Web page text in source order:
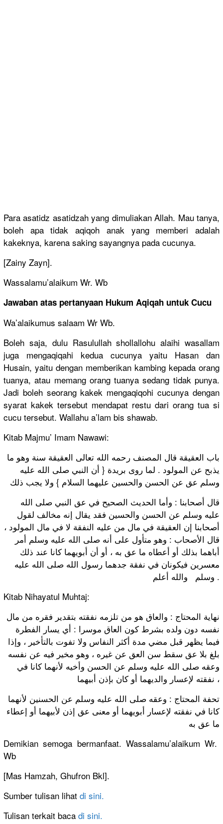
Para asatidz asatidzah yang dimuliakan Allah. Mau tanya,
boleh apa tidak aqiqoh anak yang memberi adalah
kakeknya, karena saking sayangnya pada cucunya.
[Zainy Zayn].
Wassalamu’alaikum Wr. Wb
Jawaban atas pertanyaan Hukum Aqiqah untuk Cucu
Wa’alaikumus salaam Wr Wb.
Boleh saja, dulu Rasulullah shollallohu alaihi wasallam
juga mengaqiqahi kedua cucunya yaitu Hasan dan
Husain, yaitu dengan memberikan kambing kepada orang
tuanya, atau memang orang tuanya sedang tidak punya.
Jadi boleh seorang kakek mengaqiqohi cucunya dengan
syarat kakek tersebut mendapat restu dari orang tua si
cucu tersebut. Wallahu a’lam bis shawab.
Kitab Majmu’ Imam Nawawi:
باب العقيقة قال المصنف رحمه الله تعالى العقيقة سنة وهو ما
يذبح عن المولود . لما روى بريدة { أن النبي صلى الله عليه
وسلم عق عن الحسن والحسين عليهما السلام } ولا يجب ذلك
قال أصحابنا : وأما الحديث الصحيح في عق النبي صلى الله
عليه وسلم عن الحسن والحسين فقد يقال إنه مخالف لقول
أصحابنا إن العقيقة في مال من عليه النفقة لا في مال المولود ،
قال الأصحاب : وهو متأول على أنه صلى الله عليه وسلم أمر
أباهما بذلك أو أعطاه ما عق به ، أو أن أبويهما كانا عند ذلك
معسرين فيكونان في نفقة جدهما رسول الله صلى الله عليه
وسلم والله أعلم .
Kitab Nihayatul Muhtaj:
نهاية المحتاج : والعاق هو من تلزمه نفقته بتقدير فقره من مال
نفسه دون ولده بشرط كون العاق موسرا : أي يسار الفطرة
فيما يظهر قبل مضي مدة أكثر النفاس ولا تفوت بالتأخير ، وإذا
بلغ بلا عق سقط سن العق عن غيره ، وهو مخير فيه عن نفسه
وعقه صلى الله عليه وسلم عن الحسن وأخيه لأنهما كانا في
نفقته لإعسار والديهما أو كان بإذن أبيهما ،
تحفة المحتاج : وعقه صلى الله عليه وسلم عن الحسنين لأنهما
كانا في نفقته لإعسار أبويهما أو معنى عق إذن لأبيهما أو إعطاء
ما عق به
Demikian semoga bermanfaat. Wassalamu’alaikum Wr.
Wb
[Mas Hamzah, Ghufron Bkl].
Sumber tulisan lihat di sini.
Tulisan terkait baca di sini.